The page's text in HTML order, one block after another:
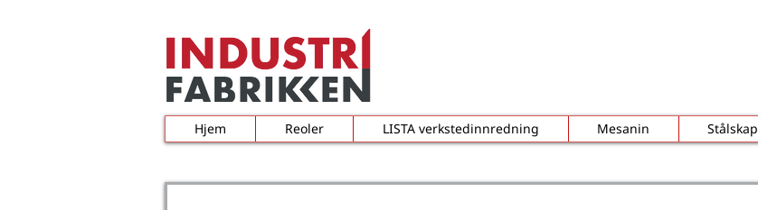
Hjem Reoler LISTA verkstedinnredning Mesanin Stålskap